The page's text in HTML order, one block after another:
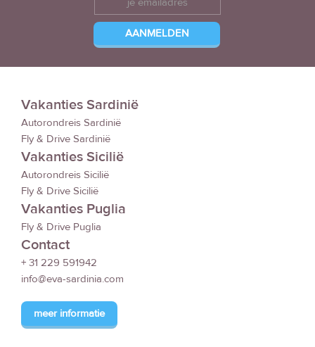
Vakanties Sardinië
Autorondreis Sardinië
Fly & Drive Sardinië
Vakanties Sicilië
Autorondreis Sicilië
Fly & Drive Sicilië
Vakanties Puglia
Fly & Drive Puglia
Contact
+ 31 229 591942
info@eva-sardinia.com
meer informatie